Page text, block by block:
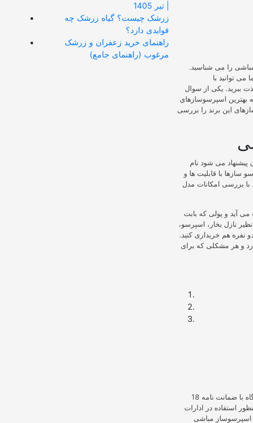
| تیر 1405
زرشک چیست؟ گیاه زرشک چه
فوایدی دارد؟
راهنمای خرید زعفران و زرشک
مرغوب (راهنمای جامع)
را می شناسید.
توانید با
ببرید. یکی از سوال
بهترین اسپرسوسازهای
سازهای این برند را بررسی
پیشنهاد می شود نام
سازها با قابلیت ها و
با بررسی امکانات مدل
آید و پولی که بابت
نازل بخار، اسپرسو،
نفره هم خریداری کنید.
طولانی مدت آنهاست که برای 25 ماه اعتبار دارد و هر مشکلی که برای
دومین اسپرسو ماشین مباشی که به معرفی آن می پردازیم مدل 2027 است. این دستگاه با ضمانت نامه 18
استفاده در ادارات
مباشی